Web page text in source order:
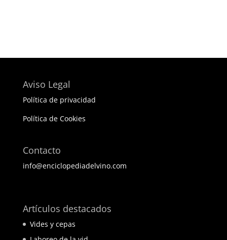
Aviso Legal
Política de privacidad
Política de Cookies
Contacto
info@enciclopediadelvino.com
Artículos destacados
Vides y cepas